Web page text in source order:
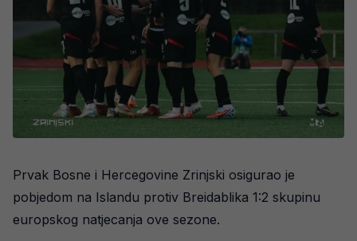
Prvak Bosne i Hercegovine Zrinjski osigurao je
pobjedom na Islandu protiv Breidablika 1:2 skupinu
europskog natjecanja ove sezone.